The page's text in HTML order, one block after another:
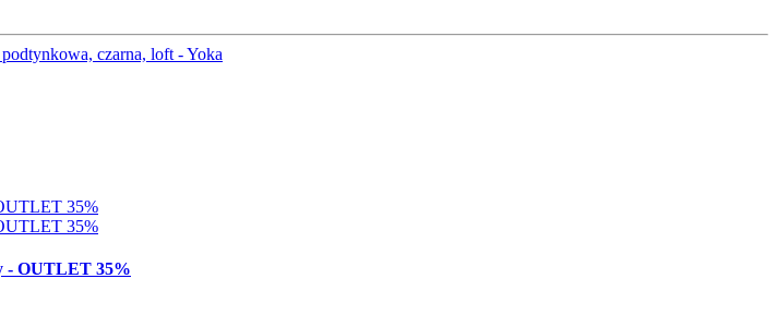
- OUTLET 35%